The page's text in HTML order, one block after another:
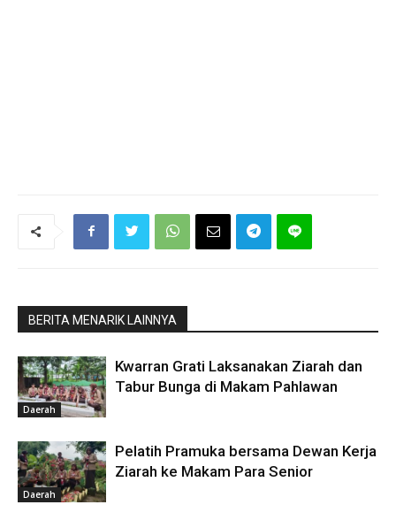
BERITA MENARIK LAINNYA
Daerah
Kwarran Grati Laksanakan Ziarah dan
Tabur Bunga di Makam Pahlawan
Daerah
Pelatih Pramuka bersama Dewan Kerja
Ziarah ke Makam Para Senior